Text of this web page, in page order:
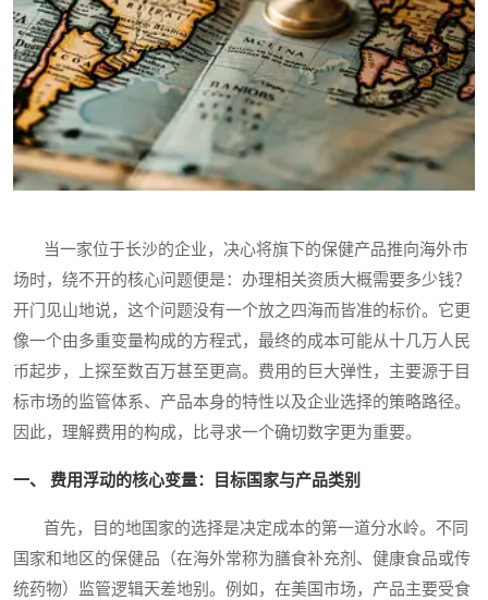
当一家位于长沙的企业，决心将旗下的保健产品推向海外市
场时，绕不开的核心问题便是：办理相关资质大概需要多少钱？
开门见山地说，这个问题没有一个放之四海而皆准的标价。它更
像一个由多重变量构成的方程式，最终的成本可能从十几万人民
币起步，上探至数百万甚至更高。费用的巨大弹性，主要源于目
标市场的监管体系、产品本身的特性以及企业选择的策略路径。
因此，理解费用的构成，比寻求一个确切数字更为重要。
一、 费用浮动的核心变量：目标国家与产品类别
首先，目的地国家的选择是决定成本的第一道分水岭。不同
国家和地区的保健品（在海外常称为膳食补充剂、健康食品或传
统药物）监管逻辑天差地别。例如，在美国市场，产品主要受食